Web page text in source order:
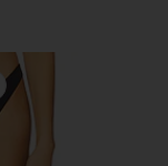
избранноеНИЗ